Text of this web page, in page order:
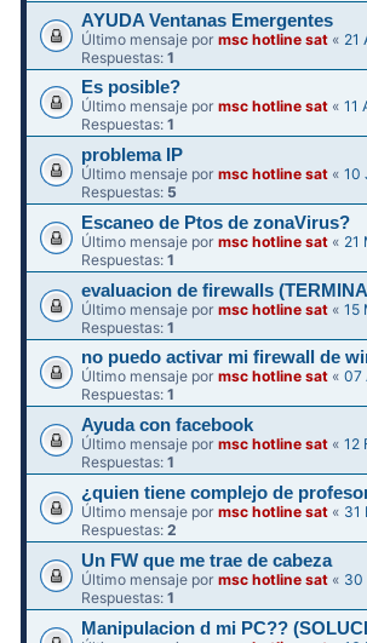
AYUDA Ventanas Emergentes
Último mensaje pormsc hotline sat « 21
Respuestas:1
Es posible?
Último mensaje pormsc hotline sat «11
Respuestas:1
problema IP
Último mensaje pormsc hotline sat «10
Respuestas: 5
Escaneo de Ptos de zonaVirus?
Último mensaje pormsc hotline sat « 21
Respuestas:1
evaluacion de firewalls
Último mensaje pormsc hotline sat «15
Respuestas:1
no puedo activar mi firewall de
Último mensaje pormsc hotline sat «07
Respuestas:1
Ayuda con facebook
Último mensaje pormsc hotline sat «12
Respuestas:1
¿quien tiene complejo de
Último mensaje pormsc hotline sat « 31
Respuestas:2
Un FW que me trae de cabeza
Último mensaje pormsc hotline sat « 30
Respuestas:1
Manipulacion d mi PC??